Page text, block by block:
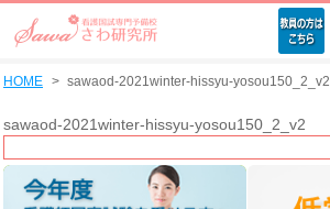
HOME sawaod-2021winter-hissyu-yosou150_2_v2
sawaod-2021winter-hissyu-yosou150_2_v2